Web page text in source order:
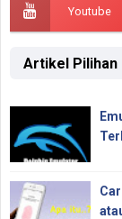
Youtube
Artikel Pilihan